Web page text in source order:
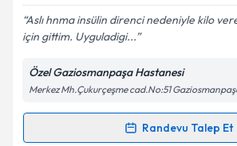
Kişisel verilerimin işlenmesine
Metni'ni okudum ve kişisel
kapsamda işlenmesini kabul
Aslı hnma insülin direnci nedeniyle kilo
için gittim. Uyguladigi...
Özel Gaziosmanpaşa Hastanesi
Merkez Mh.Çukurçeşme cad.No:51
Randevu Talep Et
Randevu Takvimi Talebi